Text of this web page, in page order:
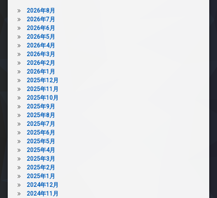
2026年8月
2026年7月
2026年6月
2026年5月
2026年4月
2026年3月
2026年2月
2026年1月
2025年12月
2025年11月
2025年10月
2025年9月
2025年8月
2025年7月
2025年6月
2025年5月
2025年4月
2025年3月
2025年2月
2025年1月
2024年12月
2024年11月